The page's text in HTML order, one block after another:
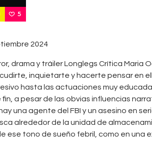
5
2024
drama y tráiler Longlegs Crítica Maria
inquietarte y hacerte pensar en
hasta las actuaciones muy
a pesar de las obvias influencias
una agente del FBI y un asesino en
alrededor de la unidad de
ese tono de sueño febril, como en